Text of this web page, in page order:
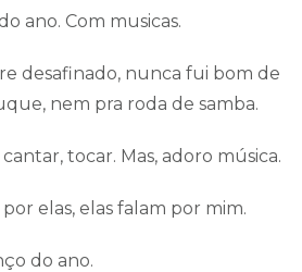
ano. Com musicas.
desafinado, nunca fui bom de
nem pra roda de samba.
tocar. Mas, adoro música.
elas, elas falam por mim.
do ano.